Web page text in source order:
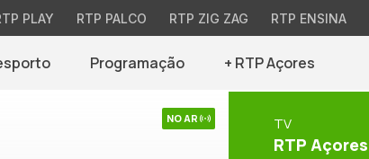
PLAY RTP PALCO RTP ZIG ZAG RTP ENSINA
Programação + RTP Açores
NO AR TV
RTP Açores